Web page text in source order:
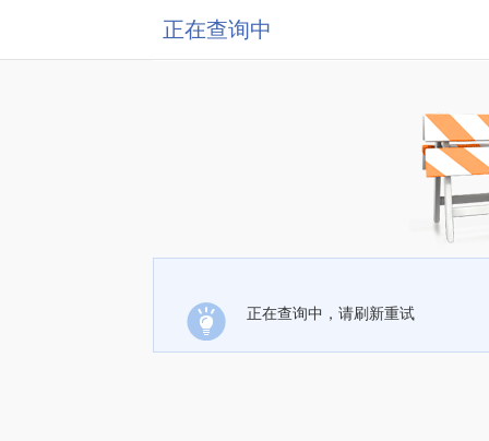
正在查询中
正在查询中，请刷新重试